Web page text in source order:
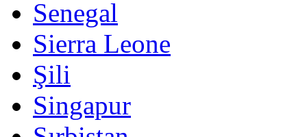
Senegal
Sierra Leone
Şili
Singapur